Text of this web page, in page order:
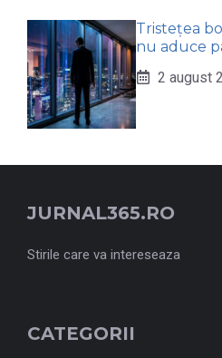
Tristețea
nu aduce
2 august
JURNAL365.RO
Stirile care va intereseaza
CATEGORII